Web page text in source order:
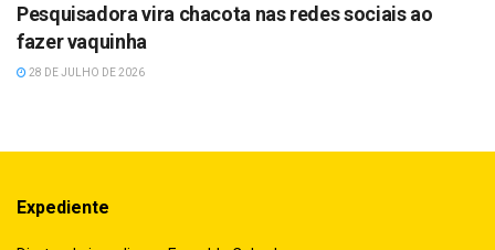
Pesquisadora vira chacota nas redes sociais ao
fazer vaquinha
28 DE JULHO DE 2026
Expediente